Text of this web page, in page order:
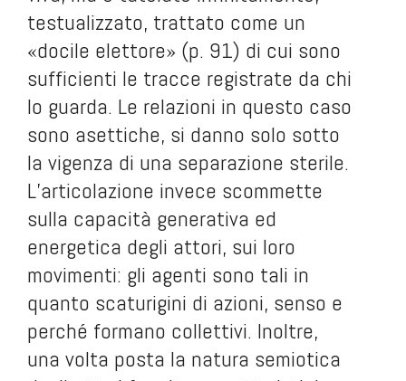
testualizzato, trattato come un
«docile elettore» (p. 91) di cui sono
sufficienti le tracce registrate da chi
lo guarda. Le relazioni in questo caso
sono asettiche, si danno solo sotto
la vigenza di una separazione sterile.
L’articolazione invece scommette
sulla capacità generativa ed
energetica degli attori, sui loro
movimenti: gli agenti sono tali in
quanto scaturigini di azioni, senso e
perché formano collettivi. Inoltre,
una volta posta la natura semiotica